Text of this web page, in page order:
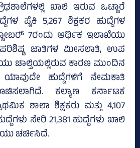
ಖಾಲಿ ಇರುವ ಒಟ್ಟಾರೆ
ಪೈಕಿ 5,267 ಶಿಕ್ಷಕರ ಹುದ್ದೆಗಳ
7ರಂದು ಆರ್ಥಿಕ ಇಲಾಖೆಯು
ಜಾತಿಗಳ ಮೀಸಲಾತಿ, ಉಪ
ಚಾಲ್ತಿಯಲ್ಲಿರುವ ಕಾರಣ ಮುಂದಿನ
ಹುದ್ದೆಗಳಿಗೆ ನೇಮಕಾತಿ
ಕಲ್ಯಾಣ ಕರ್ನಾಟಕ
ಶಾಲಾ ಶಿಕ್ಷಕರು ಮತ್ತು 4,107
ಸೇರಿ 21,381 ಹುದ್ದೆಗಳು ಖಾಲಿ
ಚರ್ಚಿಸಿದೆ.